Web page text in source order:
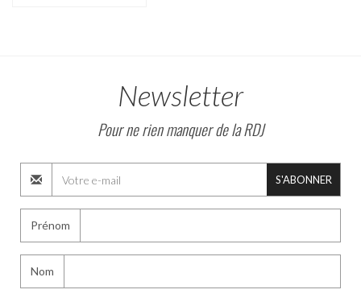
Newsletter
Pour ne rien manquer de la RDJ
S'ABONNER
Prénom
Nom